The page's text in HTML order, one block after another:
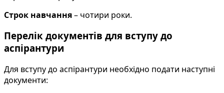
Строк навчання– чотири роки.
Перелік документів для вступу до
аспірантури
Для вступу до аспірантури необхідно подати наступні
документи: